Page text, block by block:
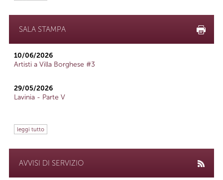
SALA STAMPA
10/06/2026
Artisti a Villa Borghese #3
29/05/2026
Lavinia - Parte V
leggi tutto
AVVISI DI SERVIZIO